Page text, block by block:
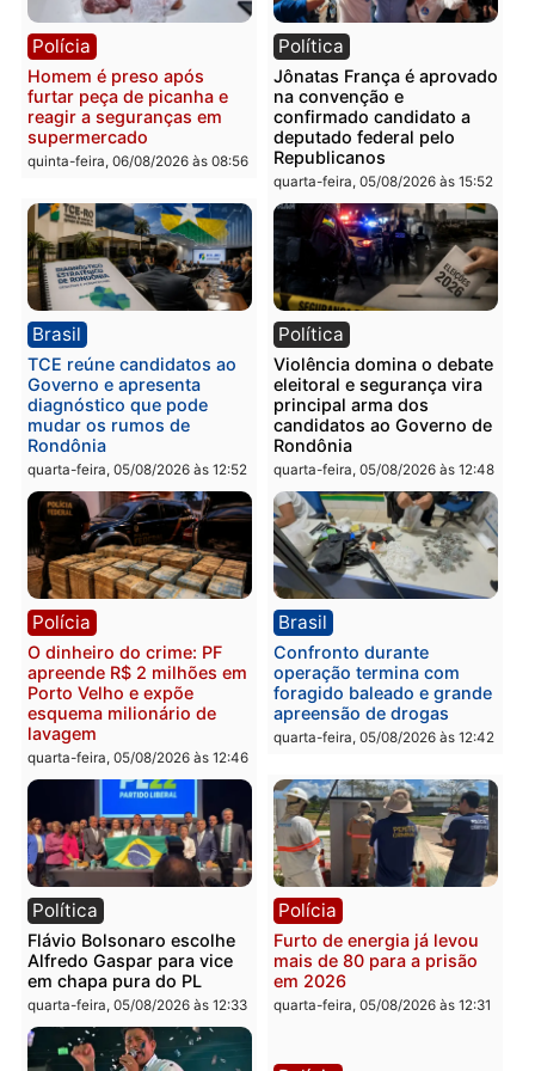
Polícia
Homem é esfaqueado no
tórax durante briga com
vizinho no bairro Ulysses
quinta-feira, 06/08/2026 às 09:24
Polícia
Três suspeitos ligados a
facção criminosa são
presos por receptação e
adulteração de veículos
em Porto Velho
quinta-feira, 06/08/2026 às
Polícia
Homem é preso com
drogas durante ação da
PM no Castanheira
quinta-feira, 06/08/2026 às 09:02
Polícia
Polícia Civil prende dois
homens por tortura,
tráfico e posse de arma
Itapuã
quinta-feira, 06/08/2026 às
Polícia
Homem é preso após
furtar peça de picanha e
reagir a seguranças em
quinta-feira, 06/08/2026 às 08:56
Política
Jônatas França é
confirmado candidato a
deputado federal pelo
Republicanos
quarta-feira, 05/08/2026 às
Brasil
TCE reúne candidatos ao Violência domina o